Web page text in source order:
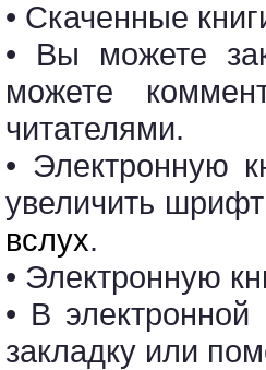
• Скаченные
• Вы можете
можете
читателями.
• Электронную
увеличить
вслух.
• Электронную
• В электронной
закладку или